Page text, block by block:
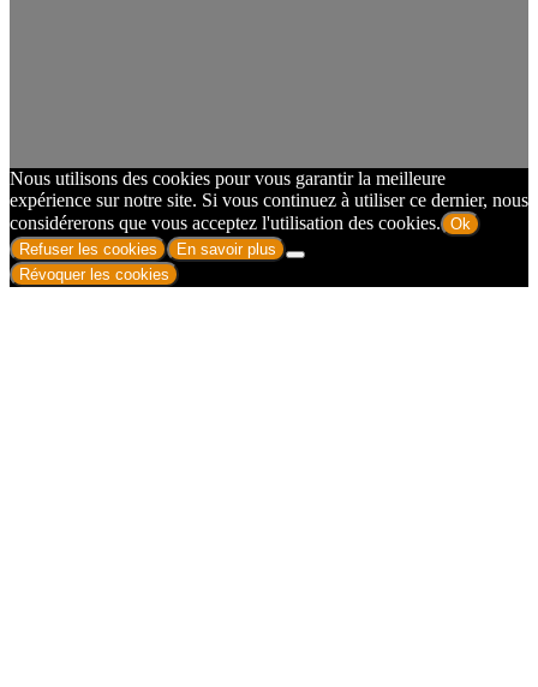
Nous utilisons des cookies pour vous garantir la meilleure
expérience sur notre site. Si vous continuez à utiliser ce dernier, nous
considérerons que vous acceptez l'utilisation des cookies. Ok
Refuser les cookies
En savoir plus
Révoquer les cookies